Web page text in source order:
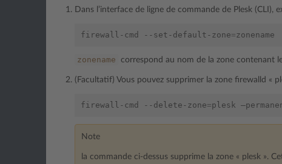
Dans l’interface de ligne de commande de Plesk (CLI),
firewall-cmd --set-default-zone=
zonename correspond au nom de la zone contenant
(Facultatif) Vous pouvez supprimer la zone firewalld «
firewall-cmd --delete-zone=plesk
Note
la commande ci-dessus supprime la zone « plesk ».